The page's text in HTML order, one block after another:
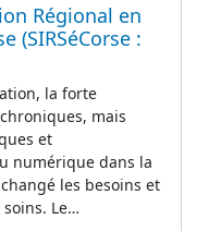
Régional en
(SIRSéCorse :
la forte
mais
et
numérique dans la
les besoins et
Le…